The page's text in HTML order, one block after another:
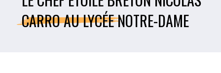
CARRO AU LYCÉE NOTRE-DAME